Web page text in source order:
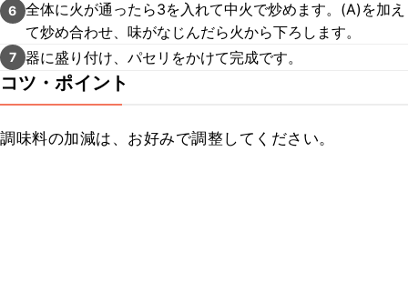
6 全体に火が通ったら3を入れて中火で炒めます。(A)を加え
て炒め合わせ、味がなじんだら火から下ろします。
7 器に盛り付け、パセリをかけて完成です。
コツ・ポイント
調味料の加減は、お好みで調整してください。